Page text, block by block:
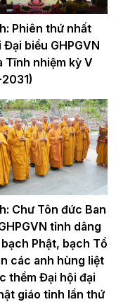
Phiên thứ nhất
biểu GHPGVN
Tĩnh nhiệm kỳ V
Chư Tôn đức Ban
tỉnh dâng
Phật, bạch Tổ
các anh hùng liệt
thềm Đại hội đại
giáo tỉnh lần thứ